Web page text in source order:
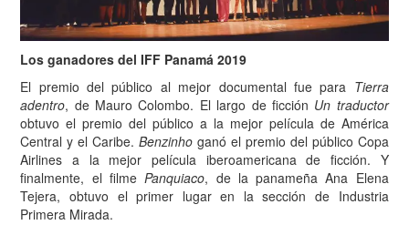
Los ganadores del IFF Panamá 2019
El premio del público al mejor documental fue para Tierra
adentro, de Mauro Colombo. El largo de ficción Un traductor
obtuvo el premio del público a la mejor película de América
Central y el Caribe.Benzinho ganó el premio del público Copa
Airlines a la mejor película iberoamericana de ficción. Y
finalmente, el filmePanquiaco, de la panameña Ana Elena
Tejera, obtuvo el primer lugar en la sección de Industria
Primera Mirada.